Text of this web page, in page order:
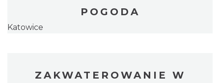
POGODA
Katowice
ZAKWATEROWANIE W